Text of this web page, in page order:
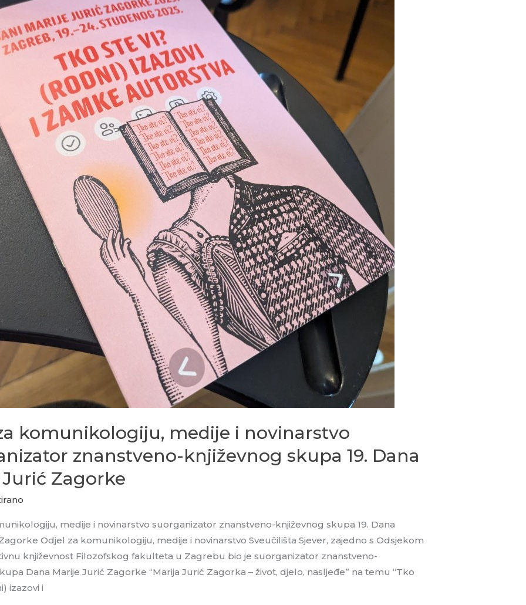
komunikologiju, medije i novinarstvo
znanstveno-književnog skupa 19. Dana
Zagorke
medije i novinarstvo suorganizator znanstveno-književnog skupa 19. Dana
Odjel za komunikologiju, medije i novinarstvo Sveučilišta Sjever, zajedno s Odsjekom
književnost Filozofskog fakulteta u Zagrebu bio je suorganizator znanstveno-
Dana Marije Jurić Zagorke “Marija Jurić Zagorka – život, djelo, nasljeđe” na temu “Tko
izazovi i